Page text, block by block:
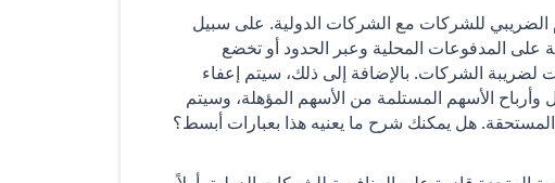
الضريبي للشركات مع الشركات الدولية. على سبيل
على المدفوعات المحلية وعبر الحدود أو تخضع
لضريبة الشركات. بالإضافة إلى ذلك، سيتم إعفاء
الأسهم المستلمة من الأسهم المؤهلة، وسيتم
المستحقة. هل يمكنك شرح ما يعنيه هذا بعبارات أبسط؟